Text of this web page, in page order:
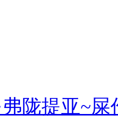
陇提亚~